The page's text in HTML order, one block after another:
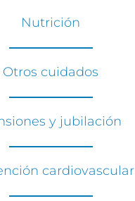
Nutrición
Otros cuidados
y jubilación
cardiovascular